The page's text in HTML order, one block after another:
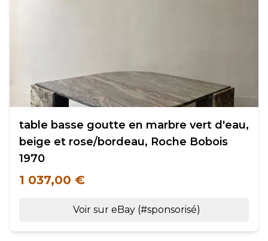
table basse goutte en marbre vert d'eau,
beige et rose/bordeau, Roche Bobois
1970
1 037,00 €
Voir sur eBay (#sponsorisé)